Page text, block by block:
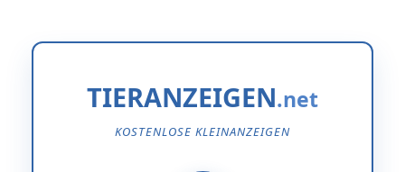
TIERANZEIGEN
KOSTENLOSE KLEINANZEIGEN